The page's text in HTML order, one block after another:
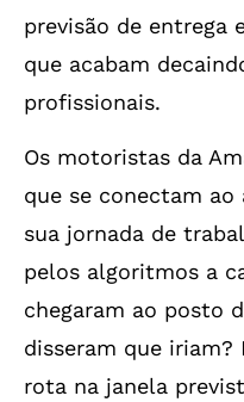
previsão de entrega
que acabam
profissionais.
Os motoristas da
que se conectam
sua jornada de
pelos algoritmos a
chegaram ao posto
disseram que
rota na janela